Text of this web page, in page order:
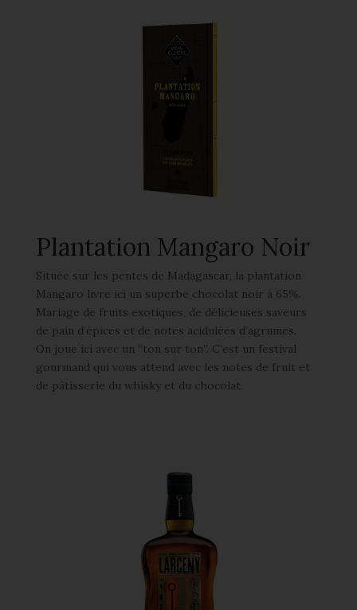
Plantation Mangaro Noir
Située sur les pentes de Madagascar, la plantation
Mangaro livre ici un superbe chocolat noir à 65%.
Mariage de fruits exotiques, de délicieuses saveurs
de pain d’épices et de notes acidulées d’agrumes.
On joue ici avec un “ton sur ton”. C’est un festival
gourmand qui vous attend avec les notes de fruit et
de pâtisserie du whisky et du chocolat.